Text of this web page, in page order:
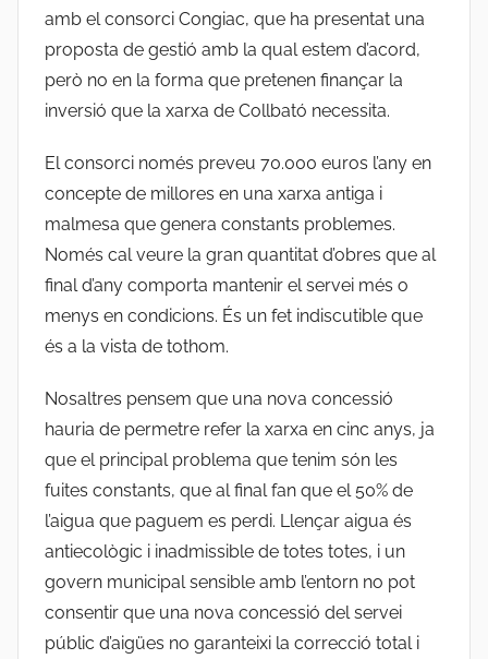
amb el consorci Congiac, que ha presentat una
proposta de gestió amb la qual estem d’acord,
però no en la forma que pretenen finançar la
inversió que la xarxa de Collbató necessita.
El consorci només preveu 70.000 euros l’any en
concepte de millores en una xarxa antiga i
malmesa que genera constants problemes.
Només cal veure la gran quantitat d’obres que al
final d’any comporta mantenir el servei més o
menys en condicions. És un fet indiscutible que
és a la vista de tothom.
Nosaltres pensem que una nova concessió
hauria de permetre refer la xarxa en cinc anys, ja
que el principal problema que tenim són les
fuites constants, que al final fan que el 50% de
l’aigua que paguem es perdi. Llençar aigua és
antiecològic i inadmissible de totes totes, i un
govern municipal sensible amb l’entorn no pot
consentir que una nova concessió del servei
públic d’aigües no garanteixi la correcció total i